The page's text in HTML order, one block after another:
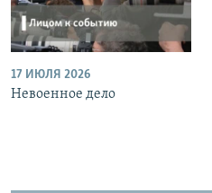
17 ИЮЛЯ 2026
Невоенное дело